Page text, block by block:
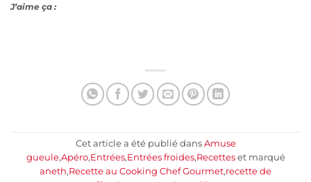
J’aime ça :
Cet article a été publié dans Amuse
gueule,Apéro,Entrées,Entrées froides,Recetteset marqué
aneth,Recette au Cooking Chef Gourmet,recette de